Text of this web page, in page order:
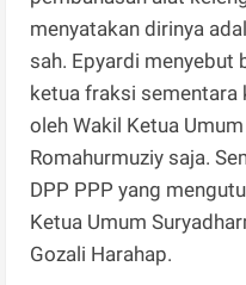
menyatakan dirinya
sah. Epyardi menyebut
ketua fraksi sementara
oleh Wakil Ketua
Romahurmuziy saja.
DPP PPP yang
Ketua Umum
Gozali Harahap.